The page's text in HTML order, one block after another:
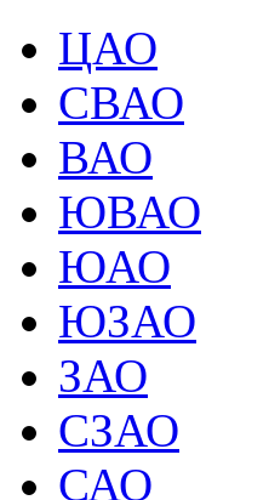
ЦАО
СВАО
ВАО
ЮВАО
ЮАО
ЮЗАО
ЗАО
СЗАО
САО